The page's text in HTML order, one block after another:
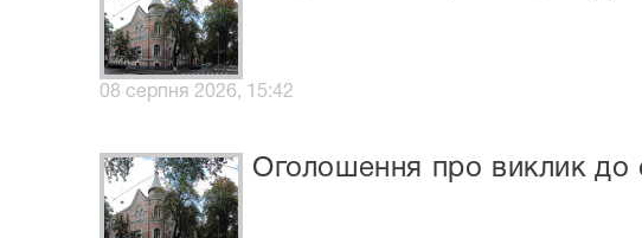
08 серпня 2026, 15:42
Оголошення про виклик до